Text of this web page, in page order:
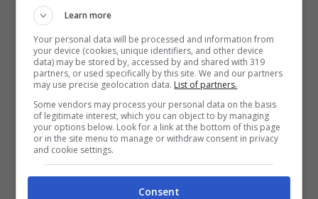
a partire dall’ultimo giorno dell’anno entrerà in
vigore la legge.
Learn more
Your personal data will be processed and information from
your device (cookies, unique identifiers, and other device
data) may be stored by, accessed by and shared with 319
partners, or used specifically by this site. We and our partners
may use precise geolocation data. List of partners.
Some vendors may process your personal data on the basis
of legitimate interest, which you can object to by managing
your options below. Look for a link at the bottom of this page
or in the site menu to manage or withdraw consent in privacy
and cookie settings.
Consent